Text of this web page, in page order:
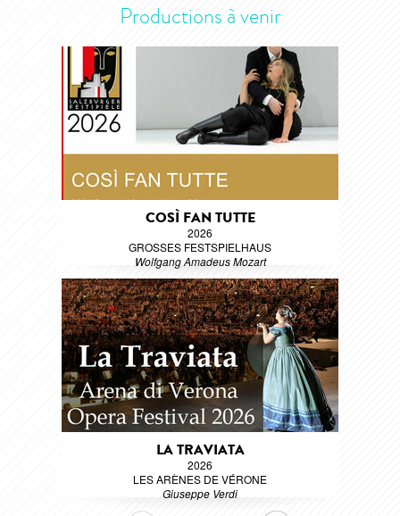
Productions à venir
COSÌ FAN TUTTE
2026
GROSSES FESTSPIELHAUS
Wolfgang Amadeus Mozart
LA TRAVIATA
2026
LES ARÈNES DE VÉRONE
Giuseppe Verdi